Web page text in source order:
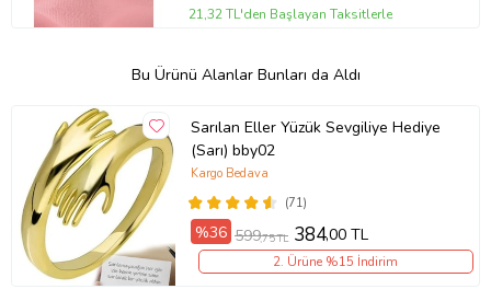
21,32 TL'den Başlayan Taksitlerle
Bu Ürünü Alanlar Bunları da Aldı
Sarılan Eller Yüzük Sevgiliye Hediye
(Sarı) bby02
(71)
Kargo Bedava
%36 599,75 TL 384,00 TL
2. Ürüne %15 İndirim